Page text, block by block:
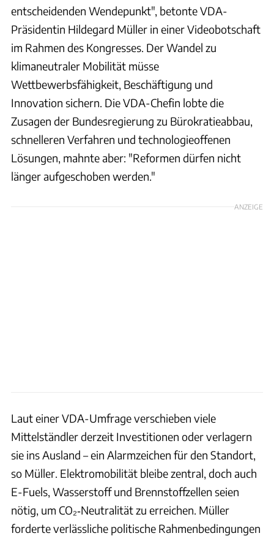
entscheidenden Wendepunkt", betonte VDA-
Präsidentin Hildegard Müller in einer Videobotschaft
im Rahmen des Kongresses. Der Wandel zu
klimaneutraler Mobilität müsse
Wettbewerbsfähigkeit, Beschäftigung und
Innovation sichern. Die VDA-Chefin lobte die
Zusagen der Bundesregierung zu Bürokratieabbau,
schnelleren Verfahren und technologieoffenen
Lösungen, mahnte aber: "Reformen dürfen nicht
länger aufgeschoben werden."
ANZEIGE
Laut einer VDA-Umfrage verschieben viele
Mittelständler derzeit Investitionen oder verlagern
sie ins Ausland – ein Alarmzeichen für den Standort,
so Müller. Elektromobilität bleibe zentral, doch auch
E-Fuels, Wasserstoff und Brennstoffzellen seien
nötig, um CO₂‑Neutralität zu erreichen. Müller
forderte verlässliche politische Rahmenbedingungen